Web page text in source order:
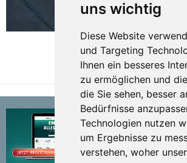
uns wichtig
Diese Website
und Targeting
Ihnen ein besseres
zu ermöglichen und
die Sie sehen, besser
Bedürfnisse
Technologien nutzen
um Ergebnisse zu
verstehen, woher